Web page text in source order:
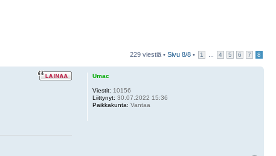
229 viestiä • Sivu 8/8 • 1 4 5 6 7 8
Umac
Viestit: 10156
Liittynyt: 30.07.2022 15:36
Paikkakunta: Vantaa